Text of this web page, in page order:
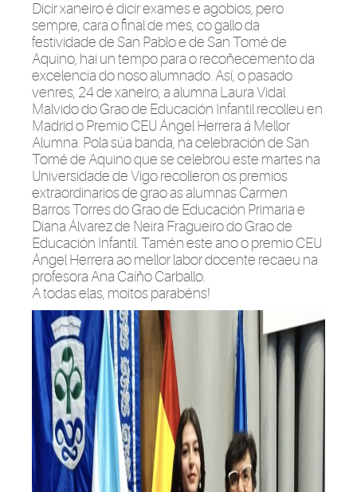
Dicir xaneiro é dicir exames e agobios, pero
sempre, cara o final de mes, co gallo da
festividade de San Pablo e de San Tomé de
Aquino, hai un tempo para o recoñecemento da
excelencia do noso alumnado. Así, o pasado
venres, 24 de xaneiro, a alumna Laura Vidal
Malvido do Grao de Educación Infantil recolleu en
Madrid o Premio CEU Ángel Herrera á Mellor
Alumna. Pola súa banda, na celebración de San
Tomé de Aquino que se celebroueste martes na
Universidade de Vigo recolleron os premios
extraordinarios de grao as alumnas Carmen
Barros Torres do Grao de Educación Primaria e
Diana Álvarez de Neira Fragueiro do Grao de
Educación Infantil. Tamén este ano o premio CEU
Ángel Herrera ao mellor labor docente recaeu na
profesora Ana Caíño Carballo.
A todas elas, moitos parabéns!